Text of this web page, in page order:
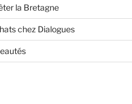
la Bretagne
chez Dialogues